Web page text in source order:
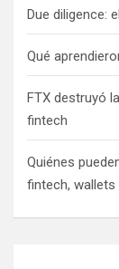
Due diligence:
Qué
FTX destruyó
fintech
Quiénes
fintech,